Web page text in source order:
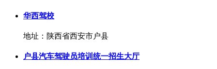
华西驾校
地址：陕西省西安市户县
户县汽车驾驶员培训统一招生大厅